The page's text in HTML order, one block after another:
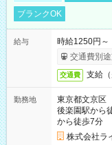
ブランクOK
給与
時給1250円～
交通費別
交通費 支給（
勤務地
東京都文京区
後楽園駅から
から徒歩7分
株式会社ラ